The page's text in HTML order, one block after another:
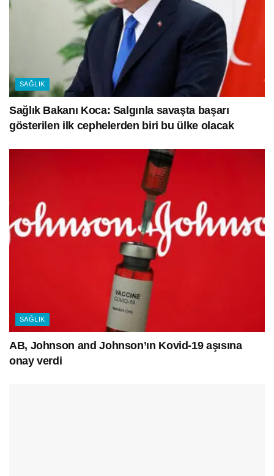
SAĞLIK
Sağlık Bakanı Koca: Salgınla savaşta başarı
gösterilen ilk cephelerden biri bu ülke olacak
SAĞLIK
AB, Johnson and Johnson’ın Kovid-19 aşısına
onay verdi